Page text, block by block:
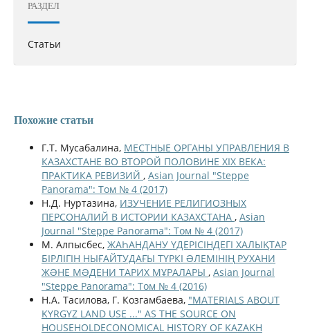
РАЗДЕЛ
Статьи
Похожие статьи
Г.Т. Мусабалина, МЕСТНЫЕ ОРГАНЫ УПРАВЛЕНИЯ В
КАЗАХСТАНЕ ВО ВТОРОЙ ПОЛОВИНЕ XIX ВЕКА:
ПРАКТИКА РЕВИЗИЙ , Asian Journal "Steppe
Panorama": Том № 4 (2017)
Н.Д. Нуртазина, ИЗУЧЕНИЕ РЕЛИГИОЗНЫХ
ПЕРСОНАЛИЙ В ИСТОРИИ КАЗАХСТАНА , Asian
Journal "Steppe Panorama": Том № 4 (2017)
М. Алпысбес, ЖАҺАНДАНУ ҮДЕРІСІНДЕГІ ХАЛЫҚТАР
БІРЛІГІН НЫҒАЙТУДАҒЫ ТҮРКІ ƏЛЕМІНІҢ РУХАНИ
ЖƏНЕ МƏДЕНИ ТАРИХ МҰРАЛАРЫ , Asian Journal
"Steppe Panorama": Том № 4 (2016)
Н.А. Тасилова, Г. Козгамбаева, "MATERIALS ABOUT
KYRGYZ LAND USE ..." AS THE SOURCE ON
HOUSEHOLDECONOMICAL HISTORY OF KAZAKH